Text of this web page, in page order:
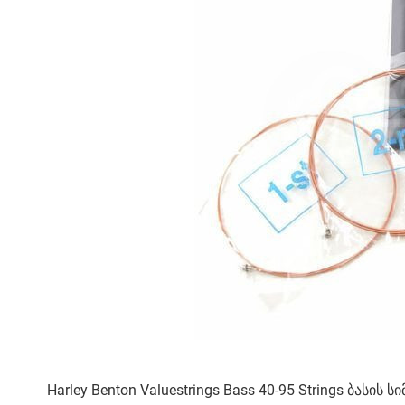
Harley Benton Valuestrings Bass 40-95 Strings ბასის